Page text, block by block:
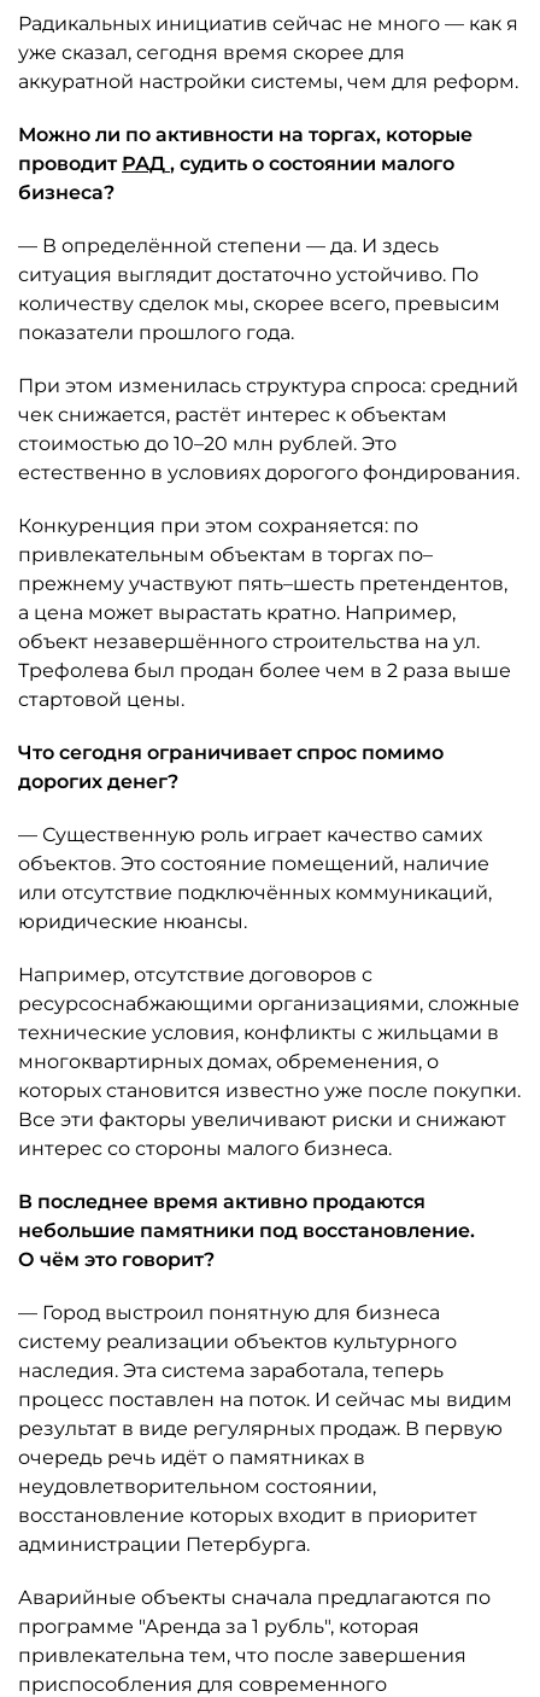
Радикальных инициатив сейчас не много — как я
уже сказал, сегодня время скорее для
аккуратной настройки системы, чем для реформ.
Можно ли по активности на торгах, которые
проводит РАД , судить о состоянии малого
бизнеса?
— В определённой степени — да. И здесь
ситуация выглядит достаточно устойчиво. По
количеству сделок мы, скорее всего, превысим
показатели прошлого года.
При этом изменилась структура спроса: средний
чек снижается, растёт интерес к объектам
стоимостью до 10–20 млн рублей. Это
естественно в условиях дорогого фондирования.
Конкуренция при этом сохраняется: по
привлекательным объектам в торгах по–
прежнему участвуют пять–шесть претендентов,
а цена может вырастать кратно. Например,
объект незавершённого строительства на ул.
Трефолева был продан более чем в 2 раза выше
стартовой цены.
Что сегодня ограничивает спрос помимо
дорогих денег?
— Существенную роль играет качество самих
объектов. Это состояние помещений, наличие
или отсутствие подключённых коммуникаций,
юридические нюансы.
Например, отсутствие договоров с
ресурсоснабжающими организациями, сложные
технические условия, конфликты с жильцами в
многоквартирных домах, обременения, о
которых становится известно уже после покупки.
Все эти факторы увеличивают риски и снижают
интерес со стороны малого бизнеса.
В последнее время активно продаются
небольшие памятники под восстановление.
О чём это говорит?
— Город выстроил понятную для бизнеса
систему реализации объектов культурного
наследия. Эта система заработала, теперь
процесс поставлен на поток. И сейчас мы видим
результат в виде регулярных продаж. В первую
очередь речь идёт о памятниках в
неудовлетворительном состоянии,
восстановление которых входит в приоритет
администрации Петербурга.
Аварийные объекты сначала предлагаются по
программе "Аренда за 1 рубль", которая
привлекательна тем, что после завершения
приспособления для современного